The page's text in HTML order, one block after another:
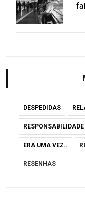
DESPEDIDAS
ERA UMA VEZ..
RESENHAS